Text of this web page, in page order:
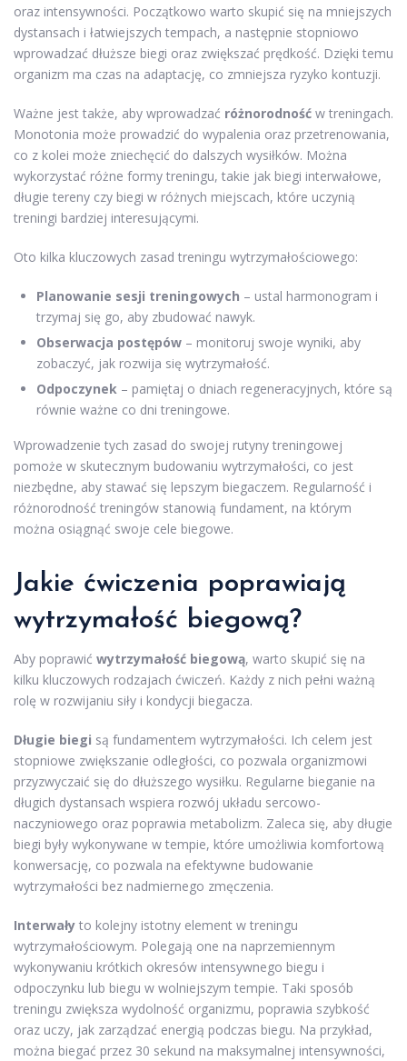
oraz intensywności. Początkowo warto skupić się na mniejszych
dystansach i łatwiejszych tempach, a następnie stopniowo
wprowadzać dłuższe biegi oraz zwiększać prędkość. Dzięki temu
organizm ma czas na adaptację, co zmniejsza ryzyko kontuzji.
Ważne jest także, aby wprowadzać różnorodność w treningach.
Monotonia może prowadzić do wypalenia oraz przetrenowania,
co z kolei może zniechęcić do dalszych wysiłków. Można
wykorzystać różne formy treningu, takie jak biegi interwałowe,
długie tereny czy biegi w różnych miejscach, które uczynią
treningi bardziej interesującymi.
Oto kilka kluczowych zasad treningu wytrzymałościowego:
Planowanie sesji treningowych – ustal harmonogram i
trzymaj się go, aby zbudować nawyk.
Obserwacja postępów – monitoruj swoje wyniki, aby
zobaczyć, jak rozwija się wytrzymałość.
Odpoczynek – pamiętaj o dniach regeneracyjnych, które są
równie ważne co dni treningowe.
Wprowadzenie tych zasad do swojej rutyny treningowej
pomoże w skutecznym budowaniu wytrzymałości, co jest
niezbędne, aby stawać się lepszym biegaczem. Regularność i
różnorodność treningów stanowią fundament, na którym
można osiągnąć swoje cele biegowe.
Jakie ćwiczenia poprawiają
wytrzymałość biegową?
Aby poprawić wytrzymałość biegową, warto skupić się na
kilku kluczowych rodzajach ćwiczeń. Każdy z nich pełni ważną
rolę w rozwijaniu siły i kondycji biegacza.
Długie biegi są fundamentem wytrzymałości. Ich celem jest
stopniowe zwiększanie odległości, co pozwala organizmowi
przyzwyczaić się do dłuższego wysiłku. Regularne bieganie na
długich dystansach wspiera rozwój układu sercowo-
naczyniowego oraz poprawia metabolizm. Zaleca się, aby długie
biegi były wykonywane w tempie, które umożliwia komfortową
konwersację, co pozwala na efektywne budowanie
wytrzymałości bez nadmiernego zmęczenia.
Interwały to kolejny istotny element w treningu
wytrzymałościowym. Polegają one na naprzemiennym
wykonywaniu krótkich okresów intensywnego biegu i
odpoczynku lub biegu w wolniejszym tempie. Taki sposób
treningu zwiększa wydolność organizmu, poprawia szybkość
oraz uczy, jak zarządzać energią podczas biegu. Na przykład,
można biegać przez 30 sekund na maksymalnej intensywności,